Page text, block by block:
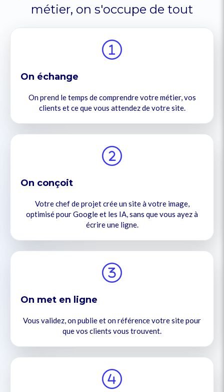
métier, on s'occupe de tout
On échange
On prend le temps de comprendre votre métier, vos
clients et ce que vous attendez de votre site.
On conçoit
Votre chef de projet crée un site à votre image,
optimisé pour Google et les IA, sans que vous ayez à
écrire une ligne.
On met en ligne
Vous validez, on publie et on référence votre site pour
que vos clients vous trouvent.